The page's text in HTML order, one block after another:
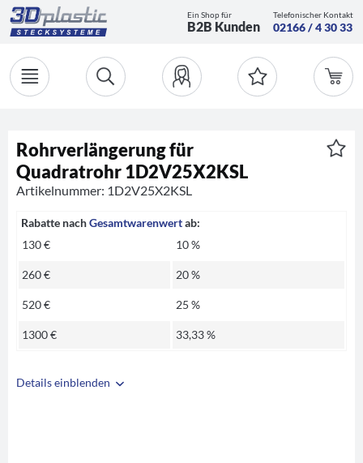
Ein Shop für
B2B Kunden
Telefonischer Kontakt
02166 / 4 30 33
Details einblenden
Rohrverlängerung für
Quadratrohr 1D2V25X2KSL
Artikelnummer: 1D2V25X2KSL
Rabatte nachGesamtwarenwertab:
130 €
10 %
260 € 20 %
520 € 25 %
1300 € 33,33 %